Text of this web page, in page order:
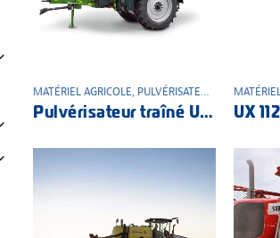
MATÉRIEL AGRICOLE, PULVÉRISATEUR TRAINÉS
Pulvérisateur traîné UX Special